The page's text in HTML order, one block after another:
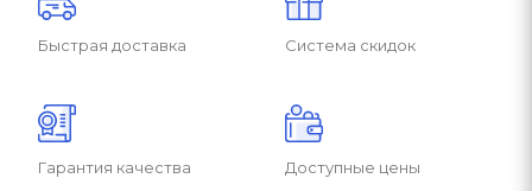
Быстрая доставка Система скидок
Гарантия качества Доступные цены